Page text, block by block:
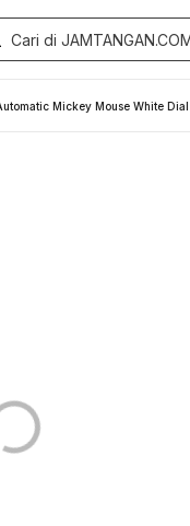
Mickey Mouse White